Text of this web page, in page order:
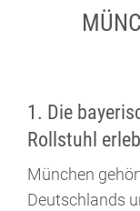
1. Die
Rollstuhl
München
Deutschlands